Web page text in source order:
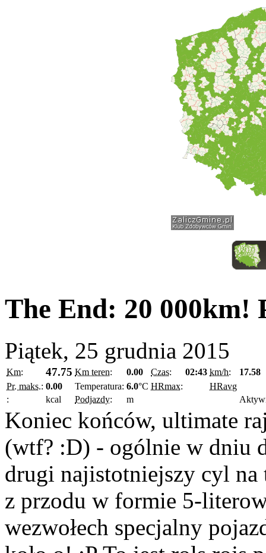
The End: 20 000km!
Piątek, 25 grudnia 2015
Km: 47.75 Km teren: 0.00 Czas: 02:43 km/h:
17.58
Pr. maks.: 0.00 Temperatura: 6.0°C HRmax:
HRavg
:
kcal Podjazdy: m
Koniec końców, ultimate
(wtf? :D) - ogólnie w dniu
drugi najistotniejszy cyl
z przodu w formie 5-
wezwołech specjalny